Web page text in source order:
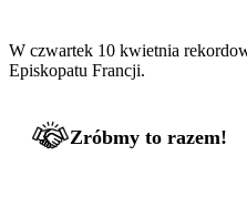
W czwartek 10 kwietnia
Episkopatu Francji.
Zróbmy to razem!